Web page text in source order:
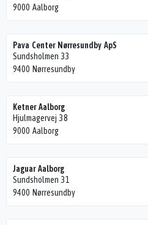
9000 Aalborg
Pava Center Nørresundby ApS
Sundsholmen 33
9400 Nørresundby
Ketner Aalborg
Hjulmagervej 38
9000 Aalborg
Jaguar Aalborg
Sundsholmen 31
9400 Nørresundby